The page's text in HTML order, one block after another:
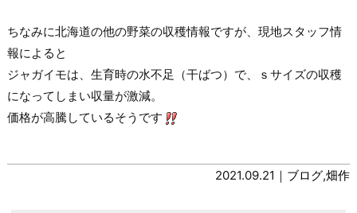
ちなみに北海道の他の野菜の収穫情報ですが、現地スタッフ情
報によると
ジャガイモは、生育時の水不足（干ばつ）で、ｓサイズの収穫
になってしまい収量が激減。
価格が高騰しているそうです
2021.09.21｜ ブログ,畑作